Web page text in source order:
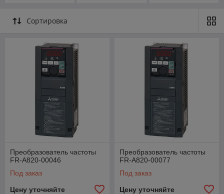
постоянных магнитах, что снижает энергопотребление
Функции подавления раскачивания груза и
резонансов для стабильной работы оборудования.
Часы реального времени и ПИД-регулятор
натяжения позволяют решать небольшие задачи
автоматизации без дополнительного оборудования.
Встроенные функции безопасности: двухканальный
аварийный останов для надежного отключения.
Долговечные компоненты: срок службы
охлаждающих вентиляторов и конденсаторов не менее
Сортировка
Преобразователь частоты
FR-A820-00046
Под заказ
Цену уточняйте
Преобразователь частоты
FR-A820-00077
Под заказ
Цену уточняйте